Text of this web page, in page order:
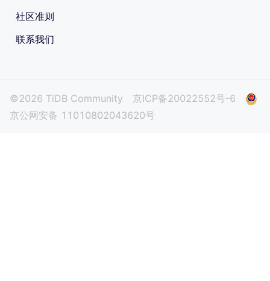
社区准则
联系我们
©2026 TiDB Community
京ICP备20022552号-6
京公网安备 11010802043620号